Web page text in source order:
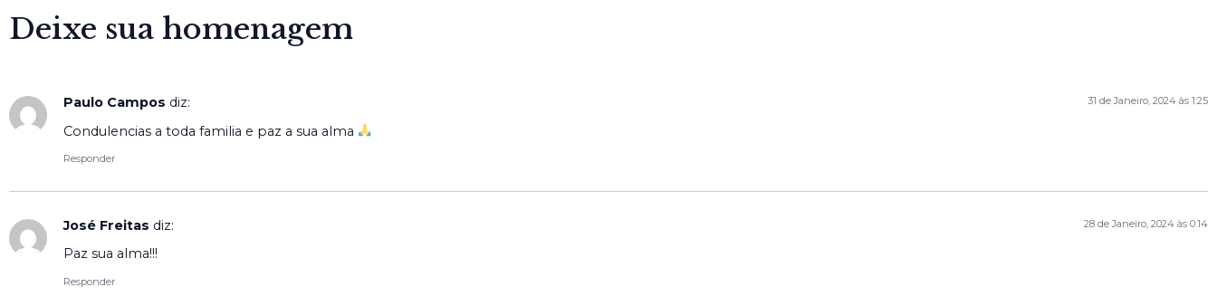
Deixe sua homenagem
Paulo Campos diz: 31 de Janeiro, 2024 às 1:25
Condulencias a toda familia e paz a sua alma
Responder
José Freitas diz: 28 de Janeiro, 2024 às 0:14
Paz sua alma!!!
Responder